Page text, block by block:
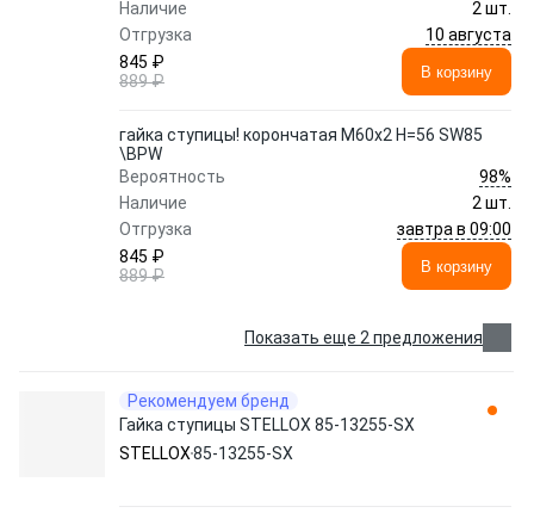
Наличие
2 шт.
Отгрузка
10 августа
845 ₽
889 ₽
В корзину
гайка ступицы! корончатая M60x2 H=56 SW85
\BPW
Вероятность
98%
Наличие
2 шт.
Отгрузка
завтра в 09:00
845 ₽
889 ₽
В корзину
Показать еще 2 предложения
Рекомендуем бренд
Гайка ступицы STELLOX 85-13255-SX
STELLOX85-13255-SX